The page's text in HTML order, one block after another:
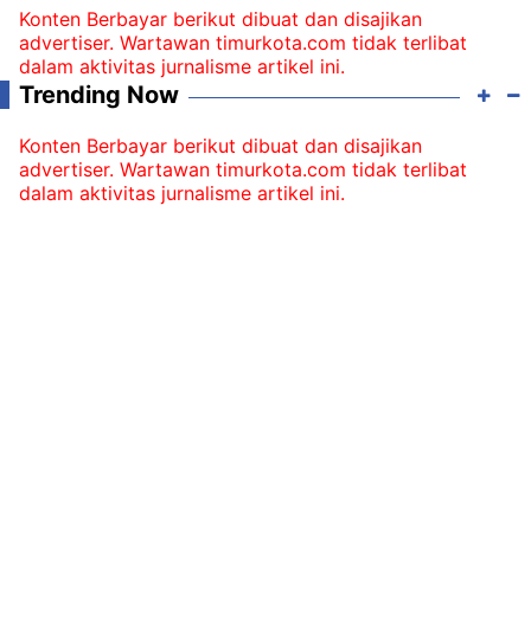
Konten Berbayar berikut dibuat dan disajikan
advertiser. Wartawan timurkota.com tidak terlibat
dalam aktivitas jurnalisme artikel ini.
Trending Now
Konten Berbayar berikut dibuat dan disajikan
advertiser. Wartawan timurkota.com tidak terlibat
dalam aktivitas jurnalisme artikel ini.